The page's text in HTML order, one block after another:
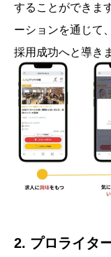
することができま
ーションを通じて
採用成功へと導き
2. プロライタ